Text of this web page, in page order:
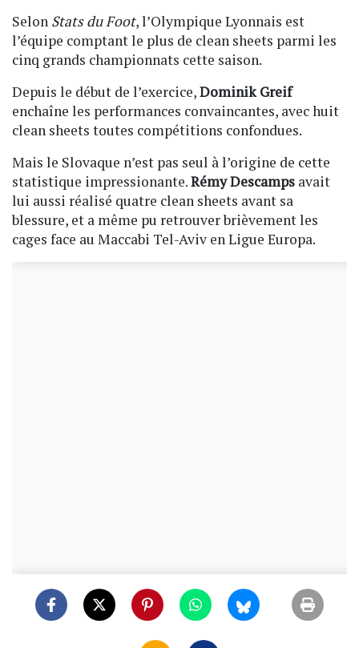
Selon Stats du Foot, l’Olympique Lyonnais est
l’équipe comptant le plus de clean sheets parmi les
cinq grands championnats cette saison.
Depuis le début de l’exercice,Dominik Greif
enchaîne les performances convaincantes, avec huit
clean sheets toutes compétitions confondues.
Mais le Slovaque n’est pas seul à l’origine de cette
statistique impressionante.Rémy Descamps avait
lui aussi réalisé quatre clean sheets avant sa
blessure, et a même pu retrouver brièvement les
cages face au Maccabi Tel-Aviv en Ligue Europa.